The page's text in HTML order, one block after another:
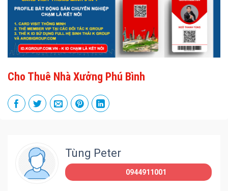
Cho Thuê Nhà Xưởng Phú Bình
Tùng Peter
0944911001